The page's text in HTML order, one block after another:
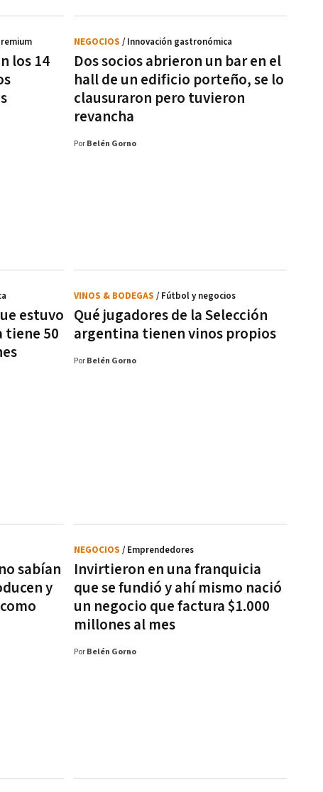
los 14
Dos socios abrieron un bar en el
hall de un edificio porteño, se lo
clausuraron pero tuvieron
revancha
NEGOCIOS / Innovación gastronómica
Por Belén Gorno
estuvo
tiene 50
Qué jugadores de la Selección
argentina tienen vinos propios
VINOS & BODEGAS / Fútbol y negocios
Por Belén Gorno
sabían
y
Invirtieron en una franquicia
que se fundió y ahí mismo nació
un negocio que factura $1.000
millones al mes
NEGOCIOS / Emprendedores
Por Belén Gorno